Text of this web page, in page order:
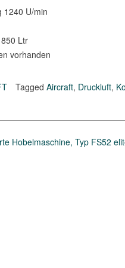
1240 U/min
Ltr
vorhanden
Tagged Aircraft, Druckluft,
Hobelmaschine, Typ FS52